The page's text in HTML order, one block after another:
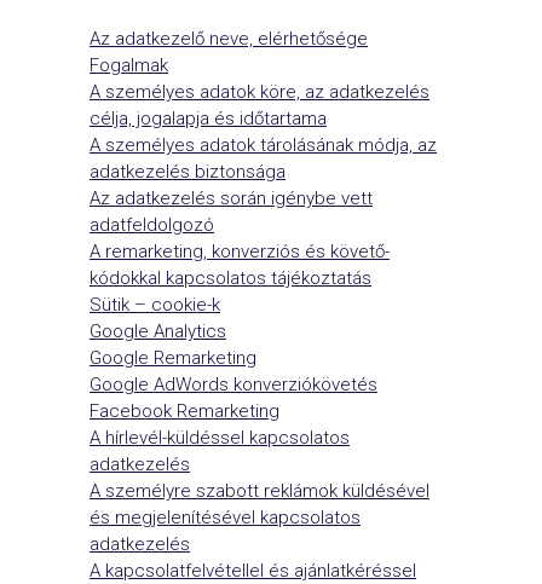
Az adatkezelő neve, elérhetősége
Fogalmak
A személyes adatok köre, az adatkezelés
célja, jogalapja és időtartama
A személyes adatok tárolásának módja, az
adatkezelés biztonsága
Az adatkezelés során igénybe vett
adatfeldolgozó
A remarketing, konverziós és követő-
kódokkal kapcsolatos tájékoztatás
Sütik – cookie-k
Google Analytics
Google Remarketing
Google AdWords konverziókövetés
Facebook Remarketing
A hírlevél-küldéssel kapcsolatos
adatkezelés
A személyre szabott reklámok küldésével
és megjelenítésével kapcsolatos
adatkezelés
A kapcsolatfelvétellel és ajánlatkéréssel